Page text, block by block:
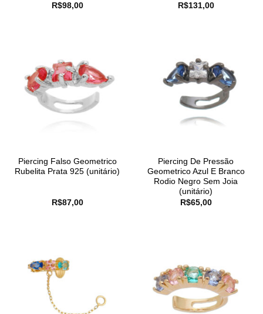
R$98,00
R$131,00
Piercing Falso Geometrico
Rubelita Prata 925 (unitário)
R$87,00
Piercing De Pressão
Geometrico Azul E Branco
Rodio Negro Sem Joia
(unitário)
R$65,00